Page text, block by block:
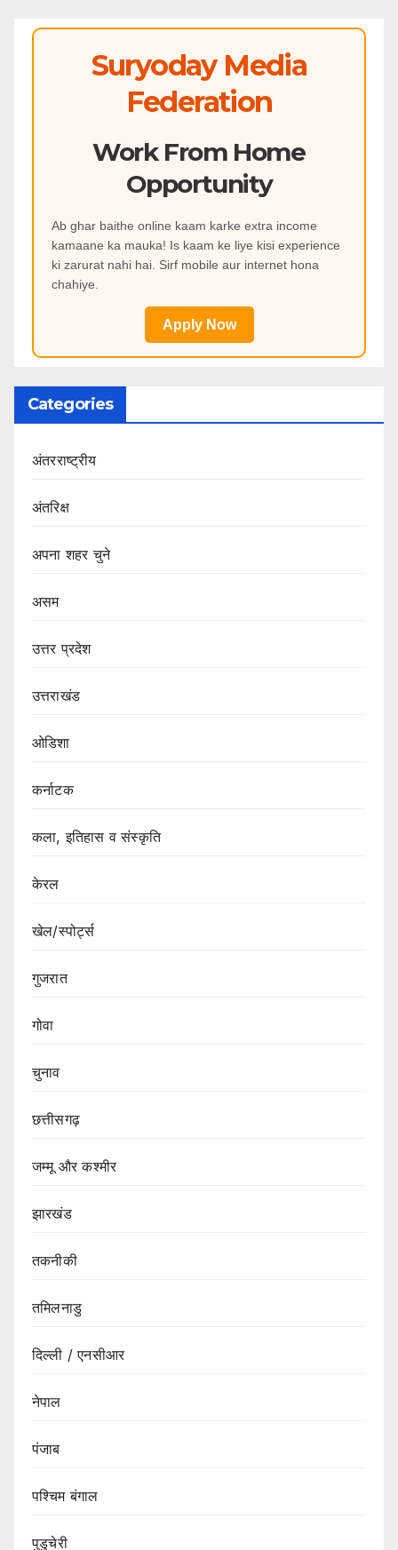
Suryoday Media
Federation
Work From Home
Opportunity
Ab ghar baithe online kaam karke extra income
kamaane ka mauka! Is kaam ke liye kisi experience
ki zarurat nahi hai. Sirf mobile aur internet hona
chahiye.
Apply Now
Categories
अंतरराष्ट्रीय
अंतरिक्ष
अपना शहर चुने
असम
उत्तर प्रदेश
उत्तराखंड
ओडिशा
कर्नाटक
कला, इतिहास व संस्कृति
केरल
खेल/स्पोर्ट्स
गुजरात
गोवा
चुनाव
छत्तीसगढ़
जम्मू और कश्मीर
झारखंड
तकनीकी
तमिलनाडु
दिल्ली / एनसीआर
नेपाल
पंजाब
पश्चिम बंगाल
पुडुचेरी